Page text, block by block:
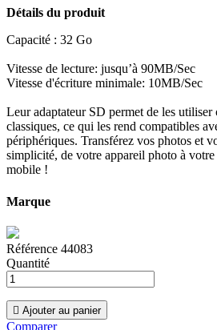
Détails du produit
Capacité : 32 Go
Vitesse de lecture: jusqu’à 90MB/Sec
Vitesse d'écriture minimale: 10MB/Sec
Leur adaptateur SD permet de les utiliser
classiques, ce qui les rend compatibles
périphériques. Transférez vos photos et
simplicité, de votre appareil photo à
mobile !
Marque
Référence 44083
Quantité
 Ajouter au panier
Comparer